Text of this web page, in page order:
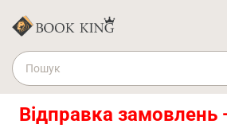
Відправка